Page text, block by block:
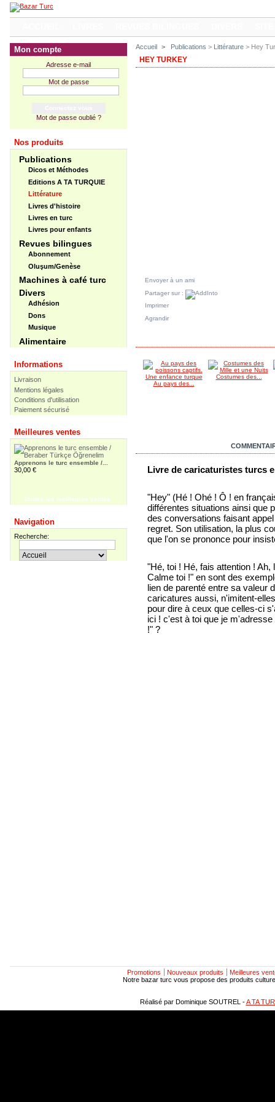
Mon compte
Adresse e-mail
Mot de passe
Mot de passe oublié ?
Nos produits
Publications
Dicos et Méthodes
Editions A TA TURQUIE
Littérature
Livres d'histoire
Livres en turc
Livres pour enfants
Revues bilingues
Abonnement
Oluşum/Genèse
Machines à café turc
Divers
Adhésion
Dons
Musique
Alimentaire
Informations
Livraison
Mentions légales
Conditions d'utilisation
Paiement sécurisé
Meilleures ventes
Apprenons le turc ensemble /...
30,00 €
55,00 €
Pir Sultan Abdal
16,00 €
Toutes les meilleures ventes
Navigation
Recherche:
Accueil > Publications > Littérature > Hey
HEY TURKEY
Envoyer à un ami
Partager sur :
Imprimer
Agrandir
Au pays des...
Costumes des...
Livre de caricaturistes turcs
"Hey" (Hé ! Ohé ! Ô ! en
différentes situations ainsi que
des conversations faisant
regret. Son utilisation, la plus
que l'on se prononce pour
"Hé, toi ! Hé, fais attention !
Calme toi !" en sont des
lien de parenté entre sa valeur
caricatures aussi, n'imitent-
pour dire à ceux que celles-ci
ici ! c'est à toi que je
!" ?
Promotions Nouveaux produits
Meilleures
Notre bazar turc vous propose des produits
Réalisé par Dominique SOUTREL -A TA